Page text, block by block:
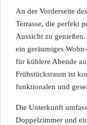
An der Vorderseite
Terrasse, die perfekt
Aussicht zu
ein geräumiges
für kühlere Abende
Frühstücksraum ist
funktionalen und
Die Unterkunft
Doppelzimmer und